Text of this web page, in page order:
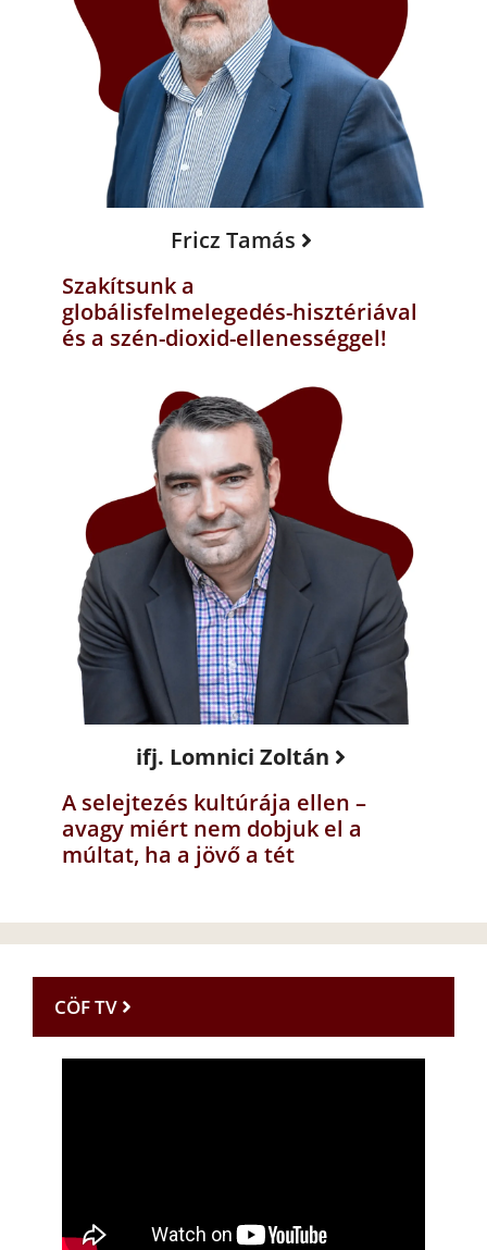
Fricz Tamás
Szakítsunk a
globálisfelmelegedés-hisztériával
és a szén-dioxid-ellenességgel!
ifj. Lomnici Zoltán
A selejtezés kultúrája ellen –
avagy miért nem dobjuk el a
múltat, ha a jövő a tét
CÖF TV